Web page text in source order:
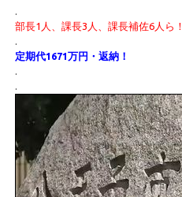
.
部長1人、課長3人、課長補佐6人ら！
.
定期代1671万円・返納！
.
.